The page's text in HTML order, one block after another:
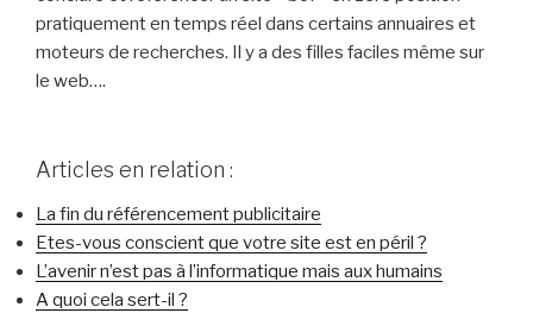
pratiquement en temps réel dans certains annuaires et
moteurs de recherches. Il y a des filles faciles même sur
le web….
Articles en relation :
La fin du référencement publicitaire
Etes-vous conscient que votre site est en péril ?
L’avenir n’est pas à l’informatique mais aux humains
A quoi cela sert-il ?